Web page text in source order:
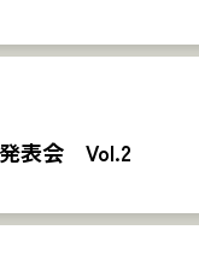
発表会 Vol.2